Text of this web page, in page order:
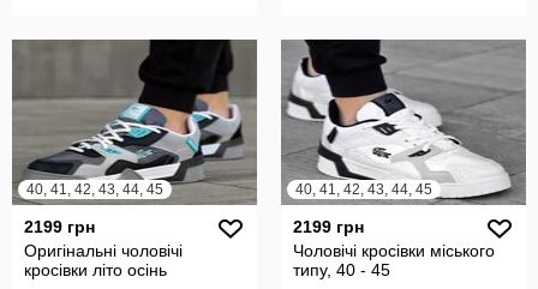
40, 41, 42, 43, 44, 45
2199 грн
Оригінальні чоловічі
кросівки літо осінь
40, 41, 42, 43, 44, 45
2199 грн
Чоловічі кросівки міського
типу, 40 - 45